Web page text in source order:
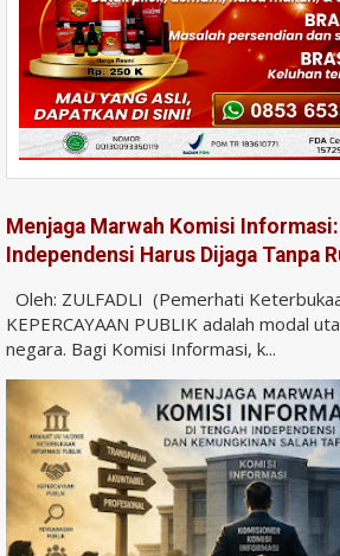
Menjaga Marwah Komisi
Independensi Harus Dijaga Tanpa
Oleh: ZULFADLI (Pemerhati
KEPERCAYAAN PUBLIK adalah modal
negara. Bagi Komisi Informasi, k...